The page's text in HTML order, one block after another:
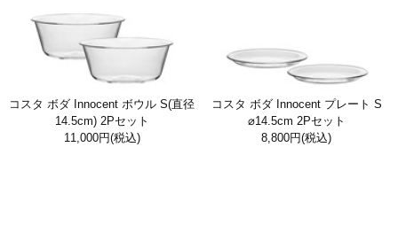
コスタ ボダ Innocent ボウル S(直径
14.5cm) 2Pセット
11,000円(税込)
コスタ ボダ Innocent プレート S
⌀14.5cm 2Pセット
8,800円(税込)